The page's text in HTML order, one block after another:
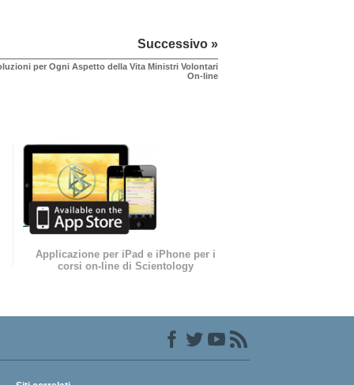
Successivo »
per Ogni Aspetto della Vita Ministri Volontari
On-line
Applicazione per iPad e iPhone per i
corsi on-line di Scientology